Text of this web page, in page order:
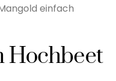
einfach
Hochbeet